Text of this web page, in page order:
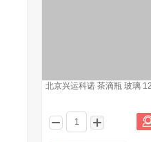
北京兴运科诺 茶滴瓶 玻璃